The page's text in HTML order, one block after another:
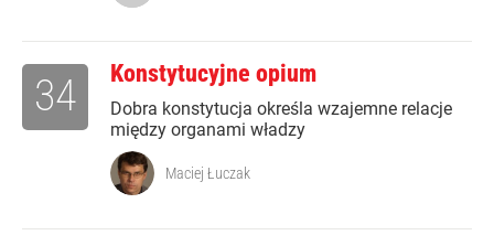
Konstytucyjne opium
Dobra konstytucja określa wzajemne relacje
między organami władzy
34
Maciej Łuczak